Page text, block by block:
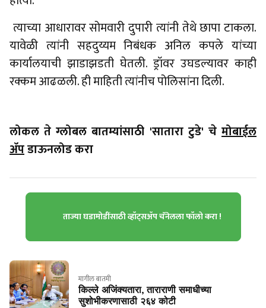
त्याच्या आधारावर सोमवारी दुपारी त्यांनी तेथे छापा टाकला.
यावेळी त्यांनी सहदुय्यम निबंधक अनिल कपले यांच्या
कार्यालयाची झाडाझडती घेतली. ड्रॉवर उघडल्यावर काही
रक्कम आढळली. ही माहिती त्यांनीच पोलिसांना दिली.
लोकल ते ग्लोबल बातम्यांसाठी 'सातारा टुडे' चे मोबाईल
ॲपडाऊनलोड करा
ताज्या घडामोडींसाठी व्हॉट्सॲप चॅनेलला फॉलो करा !
मागील बातमी
किल्ले अजिंक्यतारा, ताराराणी समाधीच्या
सुशोभीकरणासाठी २६४ कोटी